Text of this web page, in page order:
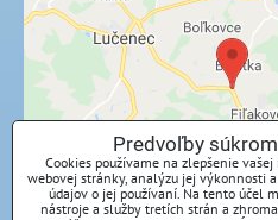
Externý obsah je
súkromia
Prajete si načítať
Povoliť
Povoliť a zapamätať - súhlas
Funkčné
Predvoľby
Cookies používame na zlepšenie
webovej stránky, analýzu jej výkonnosti
údajov o jej používaní. Na tento účel
nástroje a služby tretích strán a